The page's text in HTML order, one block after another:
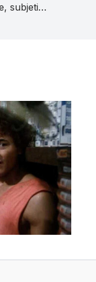
«El agente secreto» (2025): objetivamente notable, subjetivamente fría